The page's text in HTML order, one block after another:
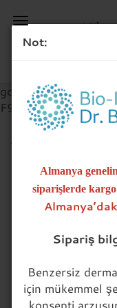
google-site-
Not:
Almanya
siparişlerde
Sipariş
Benzersiz
için mükemmel
konsepti
tenfione®
100 ml
(Art.Nr.:800 845)